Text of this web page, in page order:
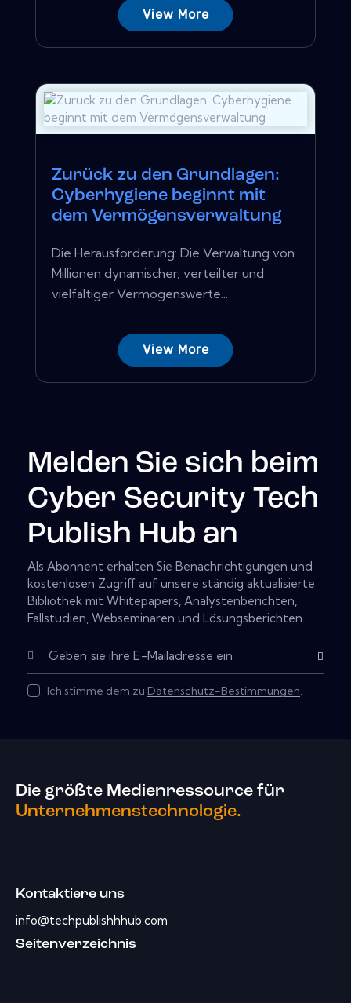
View More
Zurück zu den Grundlagen:
Cyberhygiene beginnt mit
dem Vermögensverwaltung
Die Herausforderung: Die Verwaltung von
Millionen dynamischer, verteilter und
vielfältiger Vermögenswerte...
View More
Melden Sie sich beim
Cyber Security Tech
Publish Hub an
Als Abonnent erhalten Sie Benachrichtigungen und
kostenlosen Zugriff auf unsere ständig aktualisierte
Bibliothek mit Whitepapers, Analystenberichten,
Fallstudien, Webseminaren und Lösungsberichten.
Ich stimme dem zu Datenschutz-Bestimmungen.
Die größte Medienressource für
Unternehmenstechnologie.
Kontaktiere uns
info@techpublishhhub.com
Seitenverzeichnis